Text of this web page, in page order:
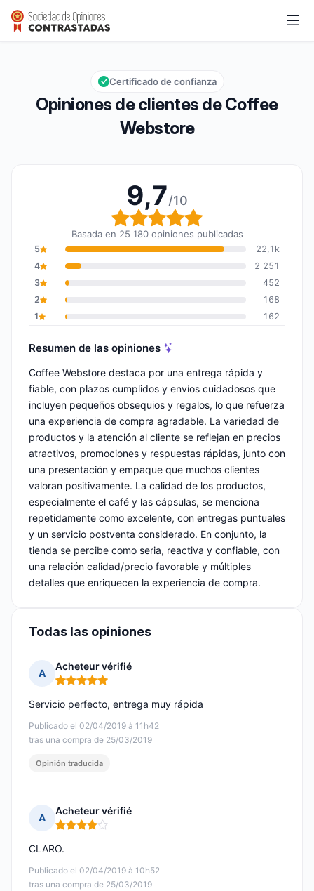
Coffee Webstore
Calificación global: 9,7 de 10
9,7/10
Opiniones de clientes de Coffee
Webstore
Certificado de confianza
9,7/10
Calificación global: 9,7
Basada en 25 180 opiniones publicadas
5
22,1k
4
2 251
3
452
2
168
1
162
Resumen de las opiniones
Coffee Webstore destaca por una entrega rápida y
fiable, con plazos cumplidos y envíos cuidadosos que
incluyen pequeños obsequios y regalos, lo que refuerza
una experiencia de compra agradable. La variedad de
productos y la atención al cliente se reflejan en precios
atractivos, promociones y respuestas rápidas, junto con
una presentación y empaque que muchos clientes
valoran positivamente. La calidad de los productos,
especialmente el café y las cápsulas, se menciona
repetidamente como excelente, con entregas puntuales
y un servicio postventa considerado. En conjunto, la
tienda se percibe como seria, reactiva y confiable, con
una relación calidad/precio favorable y múltiples
detalles que enriquecen la experiencia de compra.
Todas las opiniones
A
Acheteur vérifié
Nota: 5 de 5
Publicado el 02/04/2019 à 11h42
tras una compra de 25/03/2019
Servicio perfecto, entrega muy rápida
Opinión traducida
A
Acheteur vérifié
Nota: 4 de 5
Publicado el 02/04/2019 à 10h52
tras una compra de 25/03/2019
CLARO.